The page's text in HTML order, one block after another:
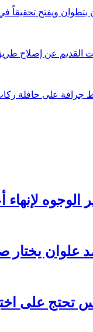
ويفتح تحقيقاً في
القديم عن إصلاح
جرافة على حافلة
لإنهاء
علوان يختار
تحتج على